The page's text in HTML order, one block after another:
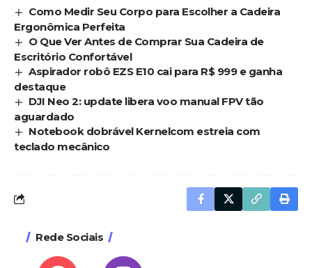
Como Medir Seu Corpo para Escolher a Cadeira
Ergonômica Perfeita
O Que Ver Antes de Comprar Sua Cadeira de
Escritório Confortável
Aspirador robô EZS E10 cai para R$ 999 e ganha
destaque
DJI Neo 2: update libera voo manual FPV tão
aguardado
Notebook dobrável Kernelcom estreia com
teclado mecânico
Rede Sociais